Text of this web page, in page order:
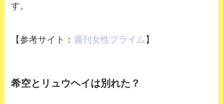
す。
【参考サイト： 週刊女性プライム 】
希空とリュウヘイは別れた？